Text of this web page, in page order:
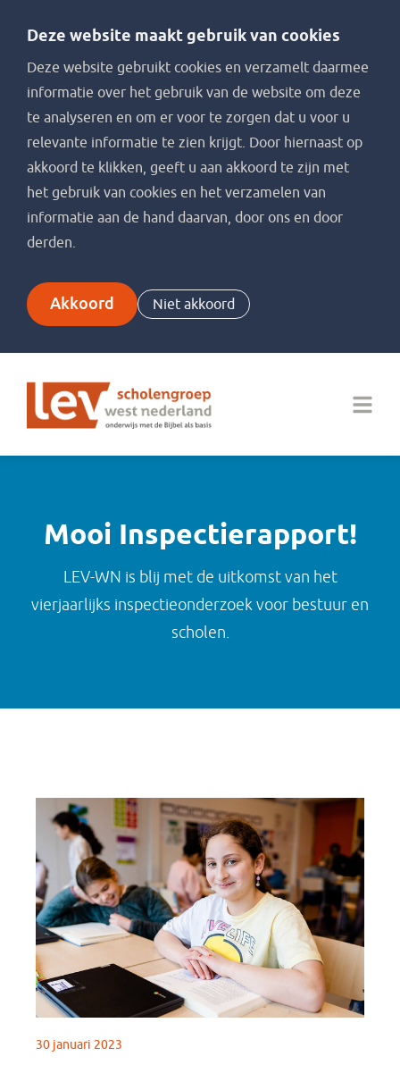
Deze website maakt gebruik van cookies
Deze website gebruikt cookies en verzamelt daarmee
informatie over het gebruik van de website om deze
te analyseren en om er voor te zorgen dat u voor u
relevante informatie te zien krijgt. Door hiernaast op
akkoord te klikken, geeft u aan akkoord te zijn met
het gebruik van cookies en het verzamelen van
informatie aan de hand daarvan, door ons en door
derden.
Akkoord Niet akkoord
Mooi Inspectierapport!
LEV-WN is blij met de uitkomst van het
vierjaarlijks inspectieonderzoek voor bestuur en
scholen.
30 januari 2023